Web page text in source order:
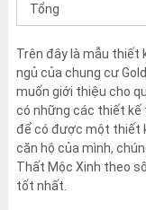
Tổng
Trên đây là mẫu thiết
ngủ của chung cư
muốn giới thiệu cho
có những các thiết kế
để có được một thiết
căn hộ của mình,
Thất Mộc Xinh theo
tốt nhất.